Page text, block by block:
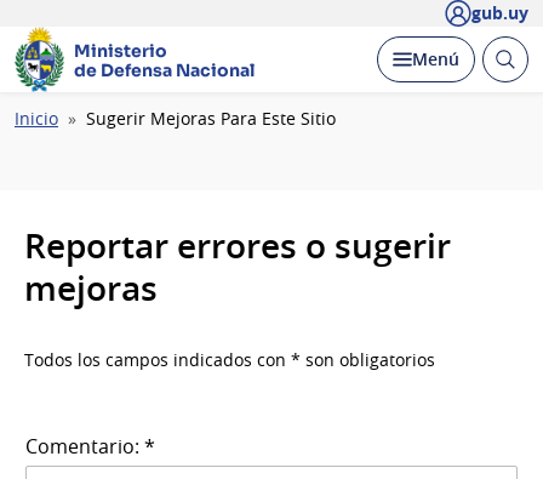
gub.uy
Ministerio
de Defensa Nacional
Desplegar
Menú Abrir
Ruta
Inicio Sugerir Mejoras Para Este Sitio
Reportar errores o sugerir
mejoras
Todos los campos indicados con * son obligatorios
Comentario: *